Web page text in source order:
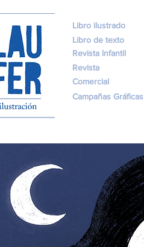
Libro ilustrado
Libro de texto
Revista
Revista Infantil
Campañas Gráficas
Comercial